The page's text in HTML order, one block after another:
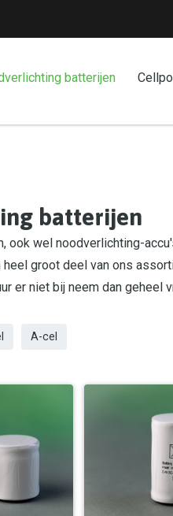
batterijen
batterijen
ook wel noodverlichting-
groot deel van ons
er niet bij neem dan geheel
A-cel